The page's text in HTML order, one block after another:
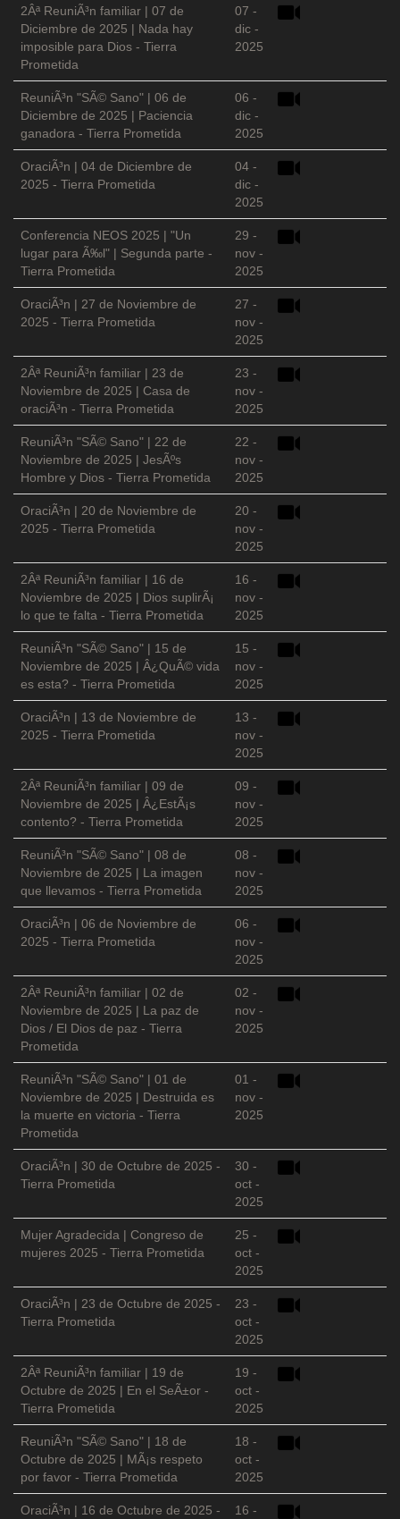
2Âª ReuniÃ³n familiar | 07 de
Diciembre de 2025 | Nada hay
imposible para Dios - Tierra
Prometida
07 -
dic -
2025
ReuniÃ³n "SÃ© Sano" | 06 de
Diciembre de 2025 | Paciencia
ganadora - Tierra Prometida
06 -
dic -
2025
OraciÃ³n | 04 de Diciembre de
2025 - Tierra Prometida
04 -
dic -
2025
Conferencia NEOS 2025 | "Un
lugar para Ã‰l" | Segunda parte -
Tierra Prometida
29 -
nov -
2025
OraciÃ³n | 27 de Noviembre de
2025 - Tierra Prometida
27 -
nov -
2025
2Âª ReuniÃ³n familiar | 23 de
Noviembre de 2025 | Casa de
oraciÃ³n - Tierra Prometida
23 -
nov -
2025
ReuniÃ³n "SÃ© Sano" | 22 de
Noviembre de 2025 | JesÃºs
Hombre y Dios - Tierra Prometida
22 -
nov -
2025
OraciÃ³n | 20 de Noviembre de
2025 - Tierra Prometida
20 -
nov -
2025
2Âª ReuniÃ³n familiar | 16 de
Noviembre de 2025 | Dios suplirÃ¡
lo que te falta - Tierra Prometida
16 -
nov -
2025
ReuniÃ³n "SÃ© Sano" | 15 de
Noviembre de 2025 | Â¿QuÃ© vida
es esta? - Tierra Prometida
15 -
nov -
2025
OraciÃ³n | 13 de Noviembre de
2025 - Tierra Prometida
13 -
nov -
2025
2Âª ReuniÃ³n familiar | 09 de
Noviembre de 2025 | Â¿EstÃ¡s
contento? - Tierra Prometida
09 -
nov -
2025
ReuniÃ³n "SÃ© Sano" | 08 de
Noviembre de 2025 | La imagen
que llevamos - Tierra Prometida
08 -
nov -
2025
OraciÃ³n | 06 de Noviembre de
2025 - Tierra Prometida
06 -
nov -
2025
2Âª ReuniÃ³n familiar | 02 de
Noviembre de 2025 | La paz de
Dios / El Dios de paz - Tierra
Prometida
02 -
nov -
2025
ReuniÃ³n "SÃ© Sano" | 01 de
Noviembre de 2025 | Destruida es
la muerte en victoria - Tierra
Prometida
01 -
nov -
2025
OraciÃ³n | 30 de Octubre de 2025 -
Tierra Prometida
30 -
oct -
2025
Mujer Agradecida | Congreso de
mujeres 2025 - Tierra Prometida
25 -
oct -
2025
OraciÃ³n | 23 de Octubre de 2025 -
Tierra Prometida
23 -
oct -
2025
2Âª ReuniÃ³n familiar | 19 de
Octubre de 2025 | En el SeÃ±or -
Tierra Prometida
19 -
oct -
2025
ReuniÃ³n "SÃ© Sano" | 18 de
Octubre de 2025 | MÃ¡s respeto
por favor - Tierra Prometida
18 -
oct -
2025
OraciÃ³n | 16 de Octubre de 2025 -
16 -